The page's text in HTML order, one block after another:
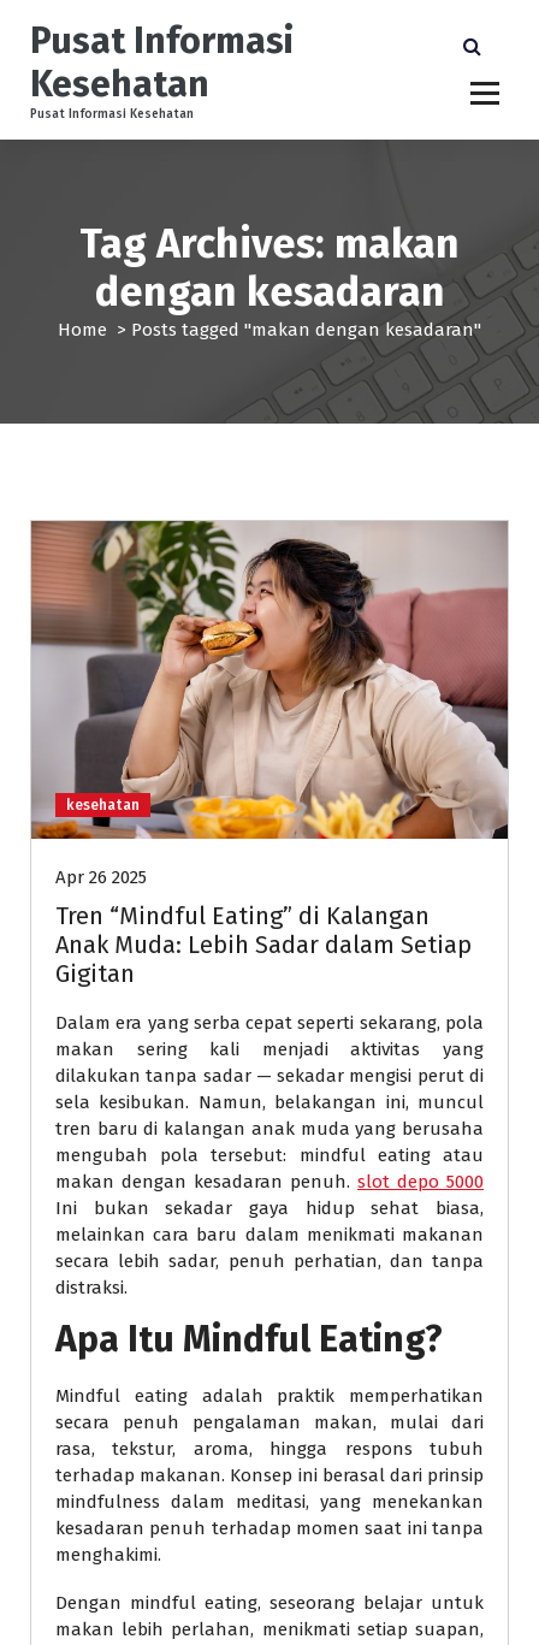
o
Pusat Informasi
Kesehatan
Pusat Informasi Kesehatan
Tag Archives: makan
dengan kesadaran
Home > Posts tagged "makan dengan kesadaran"
kesehatan
Apr 26 2025
Tren “Mindful Eating” di Kalangan
Anak Muda: Lebih Sadar dalam Setiap
Gigitan
Dalam era yang serba cepat seperti sekarang, pola
makan sering kali menjadi aktivitas yang
dilakukan tanpa sadar — sekadar mengisi perut di
sela kesibukan. Namun, belakangan ini, muncul
tren baru di kalangan anak muda yang berusaha
mengubah pola tersebut: mindful eating atau
makan dengan kesadaran penuh. slot depo 5000
Ini bukan sekadar gaya hidup sehat biasa,
melainkan cara baru dalam menikmati makanan
secara lebih sadar, penuh perhatian, dan tanpa
distraksi.
Apa Itu Mindful Eating?
Mindful eating adalah praktik memperhatikan
secara penuh pengalaman makan, mulai dari
rasa, tekstur, aroma, hingga respons tubuh
terhadap makanan. Konsep ini berasal dari prinsip
mindfulness dalam meditasi, yang menekankan
kesadaran penuh terhadap momen saat ini tanpa
menghakimi.
Dengan mindful eating, seseorang belajar untuk
makan lebih perlahan, menikmati setiap suapan,